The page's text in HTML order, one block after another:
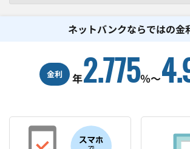
ネットバンクならではの金
金利 年2.775％～